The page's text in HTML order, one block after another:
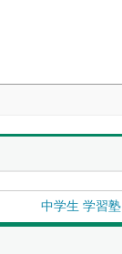
中学生 学習塾